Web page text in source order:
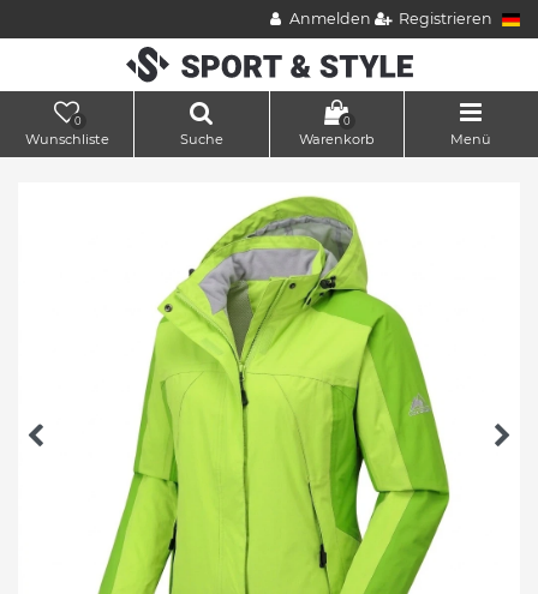
Anmelden Registrieren
0
Wunschliste Suche
0
Warenkorb Menü